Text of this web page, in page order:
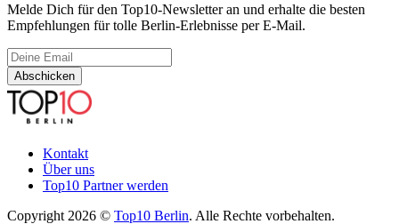
Melde Dich für den Top10-Newsletter an und erhalte die besten
Empfehlungen für tolle Berlin-Erlebnisse per E-Mail.
Abschicken
Kontakt
Über uns
Top10 Partner werden
Copyright 2026 © Top10 Berlin. Alle Rechte vorbehalten.